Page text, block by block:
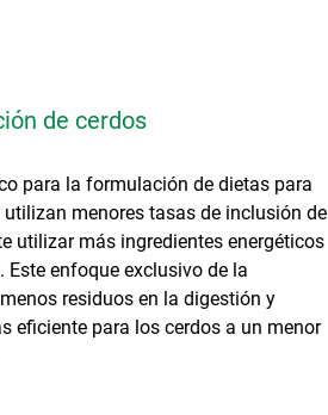
de cerdos
para la formulación de dietas para
menores tasas de inclusión de
utilizar más ingredientes energéticos
enfoque exclusivo de la
residuos en la digestión y
eficiente para los cerdos a un menor